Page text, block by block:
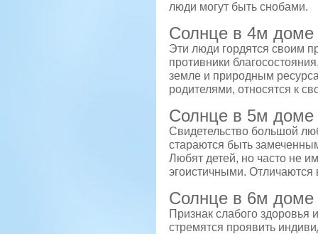
люди могут быть снобами.
Солнце в 4м доме
Эти люди гордятся своим
противники
земле и природным
родителями, относятся к
Солнце в 5м доме
Свидетельство большой
стараются быть
Любят детей, но часто не
эгоистичными.
Солнце в 6м доме
Признак слабого здоровья
стремятся проявить